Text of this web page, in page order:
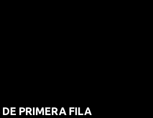
PRIMERA FILA